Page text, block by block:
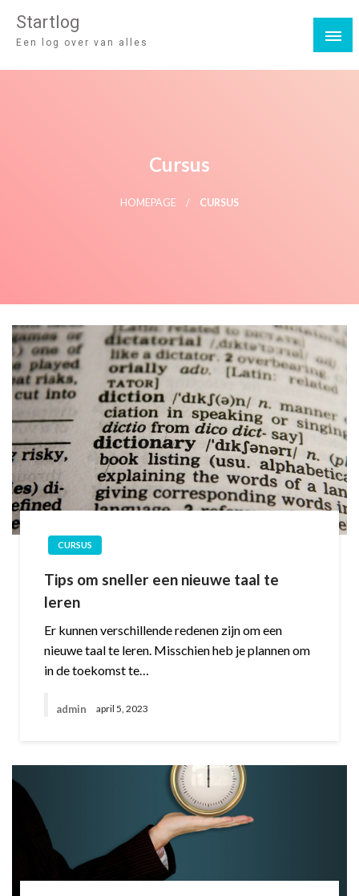
Startlog
Een log over van alles
Cursus
HOMEPAGE CURSUS
CURSUS
Tips om sneller een nieuwe taal te
leren
Er kunnen verschillende redenen zijn om een
nieuwe taal te leren. Misschien heb je plannen om
in de toekomst te…
admin april 5, 2023